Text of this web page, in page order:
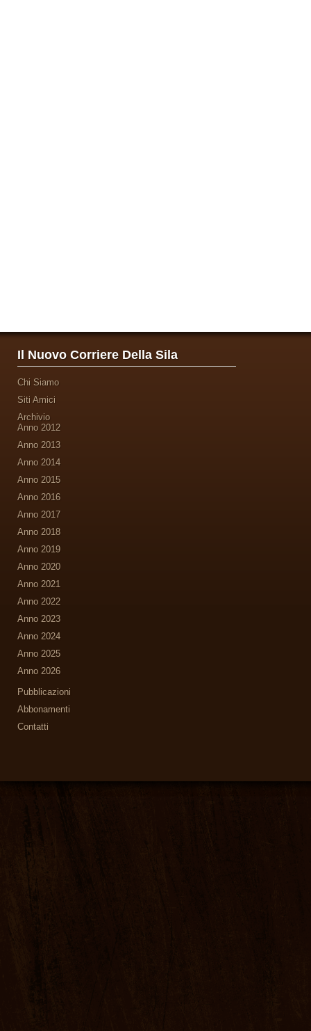
Il Nuovo Corriere Della Sila
Chi Siamo
Siti Amici
Archivio
Anno 2012
Anno 2013
Anno 2014
Anno 2015
Anno 2016
Anno 2017
Anno 2018
Anno 2019
Anno 2020
Anno 2021
Anno 2022
Anno 2023
Anno 2024
Anno 2025
Anno 2026
Pubblicazioni
Abbonamenti
Contatti